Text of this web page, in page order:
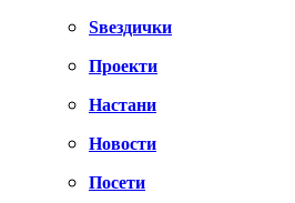
Ѕвездички
Проекти
Настани
Новости
Посети